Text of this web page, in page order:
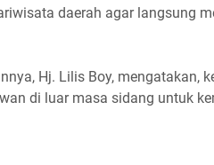
daerah agar langsung
Hj. Lilis Boy, mengatakan,
di luar masa sidang untuk